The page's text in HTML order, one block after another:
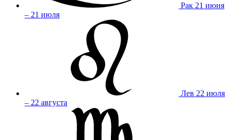
Рак 21 июня
– 21 июля
Лев 22 июля
– 22 августа